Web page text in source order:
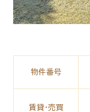
物件番号
賃貸・売買